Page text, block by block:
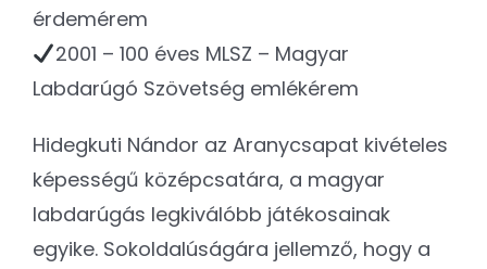
érdemérem
2001 – 100 éves MLSZ – Magyar
Labdarúgó Szövetség emlékérem
Hidegkuti Nándor az Aranycsapat kivételes
képességű középcsatára, a magyar
labdarúgás legkiválóbb játékosainak
egyike. Sokoldalúságára jellemző, hogy a